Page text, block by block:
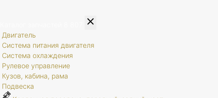
Двигатель
Система питания двигателя
Система охлаждения
Рулевое управление
Кузов, кабина, рама
Подвеска